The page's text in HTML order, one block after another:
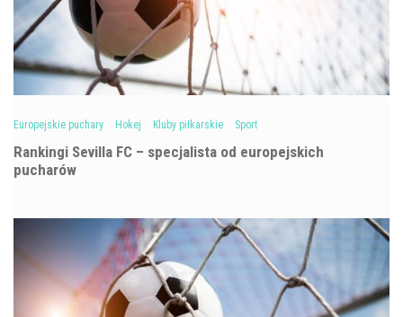
Europejskie puchary Hokej Kluby piłkarskie Sport
Rankingi Sevilla FC – specjalista od europejskich
pucharów